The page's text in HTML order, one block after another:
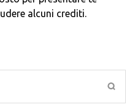
alcuni crediti.